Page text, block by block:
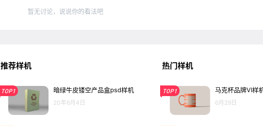
暂无讨论，说说你的看法吧
推荐样机
TOP1 暗绿牛皮镂空产品盒psd样机
20年6月4日
热门样机
TOP1 马克杯品牌VI样
6月29日